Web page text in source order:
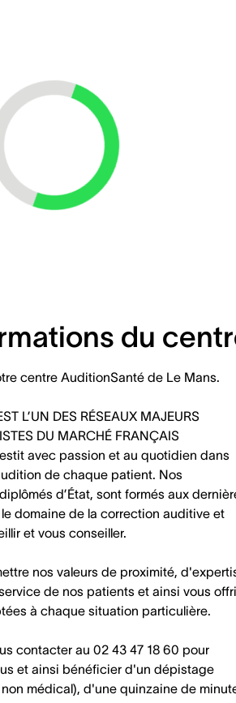
Loading...
du
centre AuditionSanté de Le Mans.
L’UN DES RÉSEAUX MAJEURS
DU MARCHÉ FRANÇAIS
avec passion et au quotidien dans
de chaque patient. Nos
d’État, sont formés aux
domaine de la correction auditive et
et vous conseiller.
nos valeurs de proximité,
de nos patients et ainsi vous
à chaque situation particulière.
contacter au 02 43 47 18 60 pour
et ainsi bénéficier d'un dépistage
médical), d'une quinzaine de